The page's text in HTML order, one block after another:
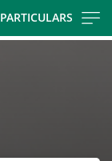
PARTICULARS